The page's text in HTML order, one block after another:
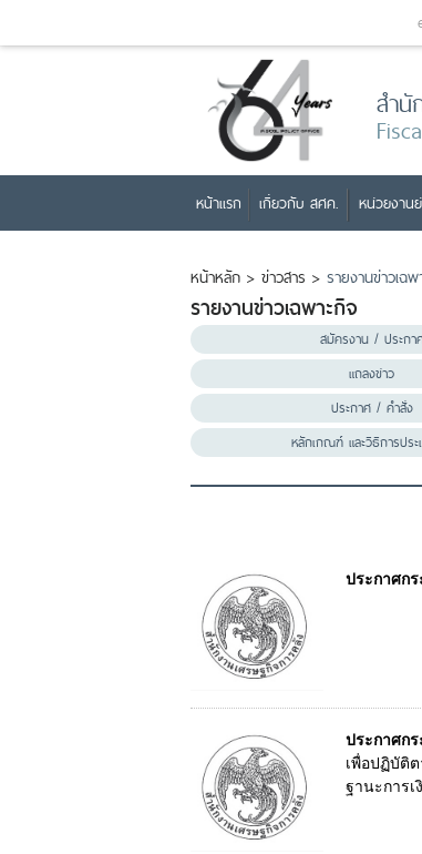
สำนั
หน้าแรก เกี่ยวกับ สศค. หน่วยงาน
หน้าหลัก > ข่าวสาร > รายงานข่าวเฉ
รายงานข่าวเฉพาะกิจ
สมัครงาน / ประกา
แถลงข่าว
ประกาศ / คำสั่ง
หลักเกณฑ์ และวิธีการปร
ประกาศก
ประกาศกร
เพื่อปฏิบัติ
ฐานะการ